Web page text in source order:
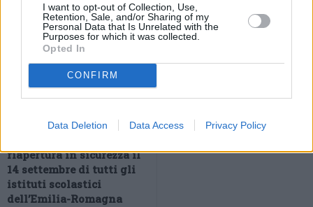
I want to opt-out of Collection, Use,
Retention, Sale, and/or Sharing of my
Personal Data that Is Unrelated with the
Purposes for which it was collected.
Opted In
CONFIRM
Data Deletion Data Access Privacy Policy
regionale coi sindacati,
riapertura in sicurezza il
14 settembre di tutti gli
istituti scolastici
dell’Emilia-Romagna
Romagna, venerdì 28